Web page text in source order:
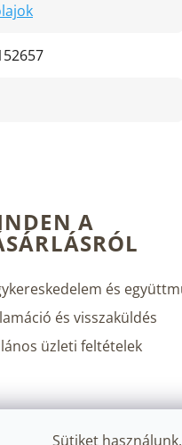
Sütiket
A
és
és visszaküldés
üzleti feltételek